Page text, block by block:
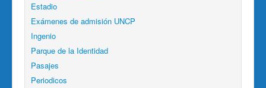
Estadio
Exámenes de admisión UNCP
Ingenio
Parque de la Identidad
Pasajes
Periodicos